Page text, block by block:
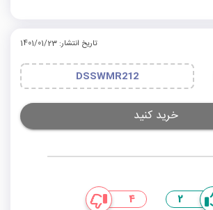
تاریخ انتشار: 1401/01/23
DSSWMR212
خرید کنید
2
4